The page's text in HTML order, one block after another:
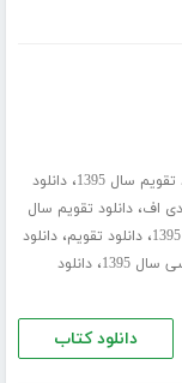
سال 1395 ،دانلود
،دانلود تقویم سال
،دانلود تقویم،دانلود
سال 1395 ،دانلود
دانلود کتاب